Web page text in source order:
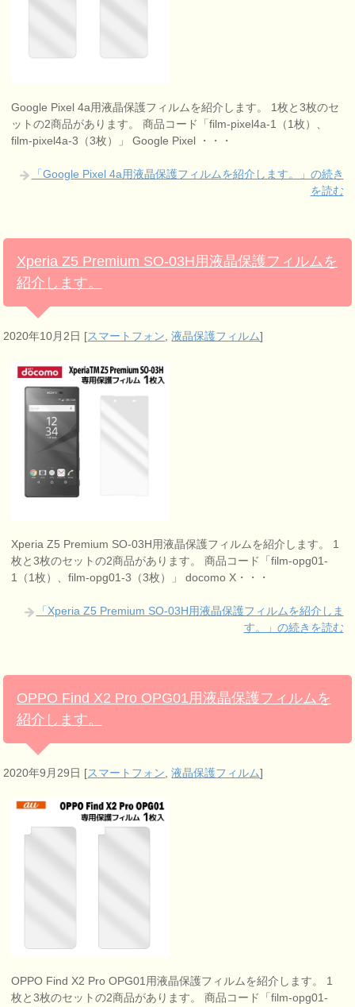
Google Pixel 4a用液晶保護フィルムを紹介します。 1枚と3枚のセ
ットの2商品があります。 商品コード「film-pixel4a-1（1枚）、
film-pixel4a-3（3枚）」 Google Pixel ・・・
「Google Pixel 4a用液晶保護フィルムを紹介します。」の続き
を読む
Xperia Z5 Premium SO-03H用液晶保護フィルムを
紹介します。
2020年10月2日 [スマートフォン ,液晶保護フィルム]
Xperia Z5 Premium SO-03H用液晶保護フィルムを紹介します。 1
枚と3枚のセットの2商品があります。 商品コード「film-opg01-
1（1枚）、film-opg01-3（3枚）」 docomo X・・・
「Xperia Z5 Premium SO-03H用液晶保護フィルムを紹介しま
す。」の続きを読む
OPPO Find X2 Pro OPG01用液晶保護フィルムを
紹介します。
2020年9月29日 [スマートフォン,液晶保護フィルム]
OPPO Find X2 Pro OPG01用液晶保護フィルムを紹介します。 1
枚と3枚のセットの2商品があります。 商品コード「film-opg01-